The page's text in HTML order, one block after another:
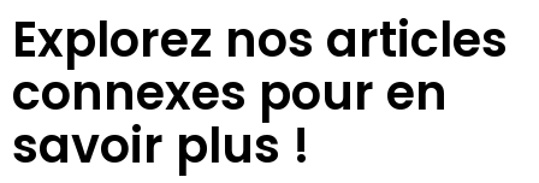
Explorez nos articles
connexes pour en
savoir plus !